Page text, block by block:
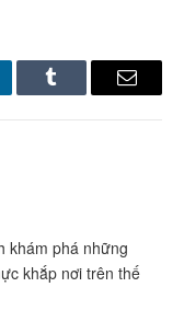
Tumblr Email
khám phá những
khắp nơi trên thế